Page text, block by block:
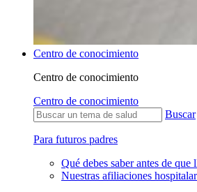
Centro de conocimiento
Centro de conocimiento
Centro de conocimiento
Buscar
Para futuros padres
Qué debes saber antes de que
Nuestras afiliaciones